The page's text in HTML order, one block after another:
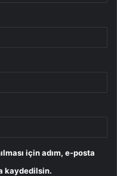
için adım, e-posta
kaydedilsin.